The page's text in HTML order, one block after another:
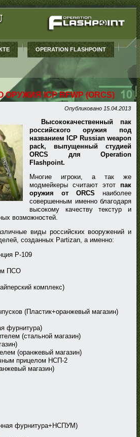
OPERATION FLASHPOINT
ICP RFWP (ORCS)
Опубликовано 15.04.2013
Высококачественный пак
российского оружия под
названием ICP Russian weapon
pack, выпущенный студией
ORCS для Operation
Flashpoint.
Многие игроки, а так же
модмейкеры считают этот пак
оружия от ORCS наиболее
совершенным именно благодаря
высокому качеству текстур и
возможностей.
виды российских вооружений и
созданных Partizan, а именно:
Р-109
ПСО
комплекс)
(Пластик+оранжевый магазин)
фурнитура)
(стальной магазин)
(оранжевый магазин)
прицелом НСП-2
магазин)
фурнитура+НСПУМ)